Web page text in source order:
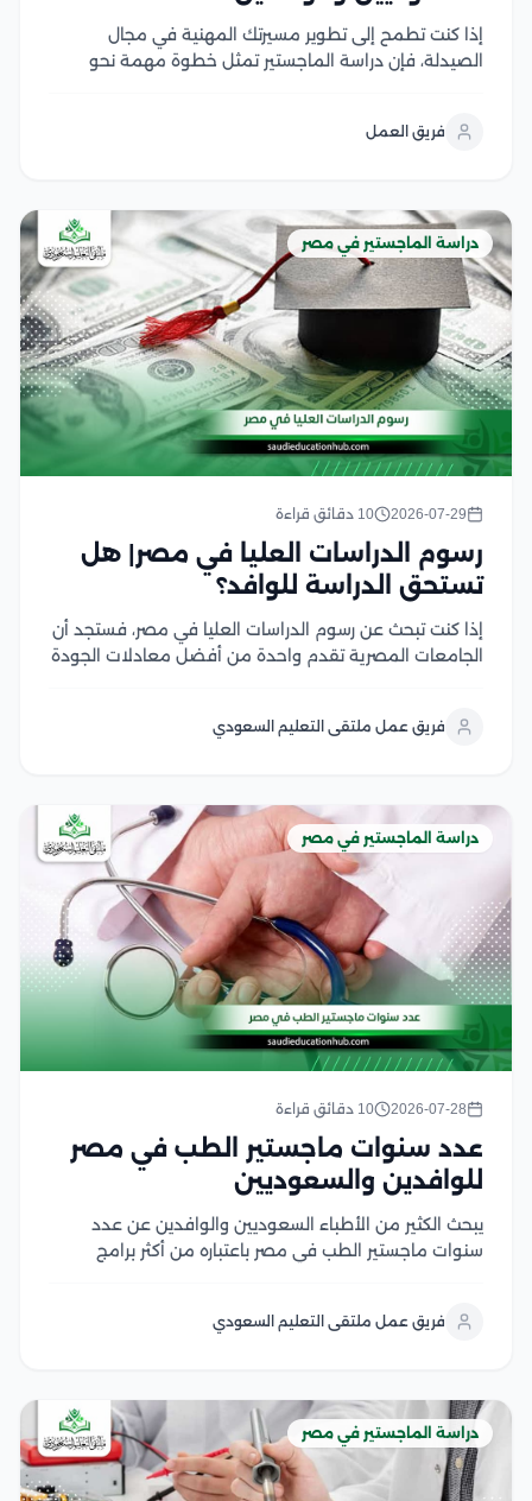
إذا كنت تطمح إلى تطوير مسيرتك المهنية في مجال
الصيدلة، فإن دراسة الماجستير تمثل خطوة مهمة نحو
القبول، والوثائق المطلوبة، وآلية التسجيل في الجامعات...
فريق العمل
دراسة الماجستير في مصر
2026-07-29 10 دقائق قراءة
رسوم الدراسات العليا في مصر| هل
تستحق الدراسة للوافد؟
إذا كنت تبحث عن رسوم الدراسات العليا في مصر، فستجد أن
الجامعات المصرية تقدم واحدة من أفضل معادلات الجودة
والتخصص، والدرجة العلمية، مع وجود...
فريق عمل ملتقى التعليم السعودي
دراسة الماجستير في مصر
2026-07-28 10 دقائق قراءة
عدد سنوات ماجستير الطب في مصر
للوافدين والسعوديين
يبحث الكثير من الأطباء السعوديين والوافدين عن عدد
سنوات ماجستير الطب في مصر باعتباره من أكثر برامج
كما يهتم الأطباء بمعرفة مدة دراسة الماجستير في...
فريق عمل ملتقى التعليم السعودي
دراسة الماجستير في مصر